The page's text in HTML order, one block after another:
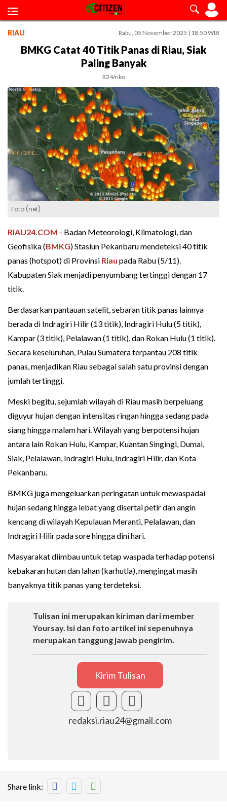
RIAU Rabu, 05 November 2025 | 18:50 WIB
BMKG Catat 40 Titik Panas di Riau, Siak
Paling Banyak
R24/riko
Foto (net)
RIAU24.COM - Badan Meteorologi, Klimatologi, dan
Geofisika (BMKG) Stasiun Pekanbaru mendeteksi 40 titik
panas (hotspot) di Provinsi Riau pada Rabu (5/11).
Kabupaten Siak menjadi penyumbang tertinggi dengan 17
titik.
Berdasarkan pantauan satelit, sebaran titik panas lainnya
berada di Indragiri Hilir (13 titik), Indragiri Hulu (5 titik),
Kampar (3 titik), Pelalawan (1 titik), dan Rokan Hulu (1 titik).
Secara keseluruhan, Pulau Sumatera terpantau 208 titik
panas, menjadikan Riau sebagai salah satu provinsi dengan
jumlah tertinggi.
Meski begitu, sejumlah wilayah di Riau masih berpeluang
diguyur hujan dengan intensitas ringan hingga sedang pada
siang hingga malam hari. Wilayah yang berpotensi hujan
antara lain Rokan Hulu, Kampar, Kuantan Singingi, Dumai,
Siak, Pelalawan, Indragiri Hulu, Indragiri Hilir, dan Kota
Pekanbaru.
BMKG juga mengeluarkan peringatan untuk mewaspadai
hujan sedang hingga lebat yang disertai petir dan angin
kencang di wilayah Kepulauan Meranti, Pelalawan, dan
Indragiri Hilir pada sore hingga dini hari.
Masyarakat diimbau untuk tetap waspada terhadap potensi
kebakaran hutan dan lahan (karhutla), mengingat masih
banyaknya titik panas yang terdeteksi.
Tulisan ini merupakan kiriman dari member
Yoursay. Isi dan foto artikel ini sepenuhnya
merupakan tanggung jawab pengirim.
Kirim Tulisan
redaksi.riau24@gmail.com
Share link: